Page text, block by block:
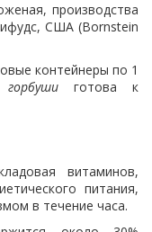
производства
США (Bornstein
контейнеры по 1
готова к
витаминов,
питания,
в течение часа.